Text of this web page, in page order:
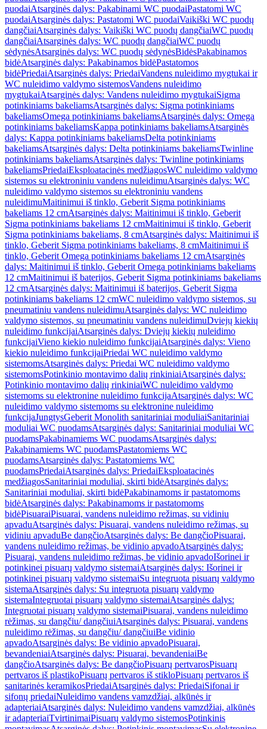
puodaiAtsarginės dalys: Pakabinami WC puodaiPastatomi WC
puodaiAtsarginės dalys: Pastatomi WC puodaiVaikiški WC puodų
dangčiaiAtsarginės dalys: Vaikiški WC puodų dangčiaiWC puodų
dangčiaiAtsarginės dalys: WC puodų dangčiaiWC puodų
sėdynėsAtsarginės dalys: WC puodų sėdynėsBidėsPakabinamos
bidėAtsarginės dalys: Pakabinamos bidėPastatomos
bidėPriedaiAtsarginės dalys: PriedaiVandens nuleidimo mygtukai ir
WC nuleidimo valdymo sistemosVandens nuleidimo
mygtukaiAtsarginės dalys: Vandens nuleidimo mygtukaiSigma
potinkiniams bakeliamsAtsarginės dalys: Sigma potinkiniams
bakeliamsOmega potinkiniams bakeliamsAtsarginės dalys: Omega
potinkiniams bakeliamsKappa potinkiniams bakeliamsAtsarginės
dalys: Kappa potinkiniams bakeliamsDelta potinkiniams
bakeliamsAtsarginės dalys: Delta potinkiniams bakeliamsTwinline
potinkiniams bakeliamsAtsarginės dalys: Twinline potinkiniams
bakeliamsPriedaiEksploatacinės medžiagosWC nuleidimo valdymo
sistemos su elektroniniu vandens nuleidimuAtsarginės dalys: WC
nuleidimo valdymo sistemos su elektroniniu vandens
nuleidimuMaitinimui iš tinklo, Geberit Sigma potinkiniams
bakeliams 12 cmAtsarginės dalys: Maitinimui iš tinklo, Geberit
Sigma potinkiniams bakeliams 12 cmMaitinimui iš tinklo, Geberit
Sigma potinkiniams bakeliams, 8 cmAtsarginės dalys: Maitinimui iš
tinklo, Geberit Sigma potinkiniams bakeliams, 8 cmMaitinimui iš
tinklo, Geberit Omega potinkiniams bakeliams 12 cmAtsarginės
dalys: Maitinimui iš tinklo, Geberit Omega potinkiniams bakeliams
12 cmMaitinimui iš baterijos, Geberit Sigma potinkiniams bakeliams
12 cmAtsarginės dalys: Maitinimui iš baterijos, Geberit Sigma
potinkiniams bakeliams 12 cmWC nuleidimo valdymo sistemos, su
pneumatiniu vandens nuleidimuAtsarginės dalys: WC nuleidimo
valdymo sistemos, su pneumatiniu vandens nuleidimuDviejų kiekių
nuleidimo funkcijaiAtsarginės dalys: Dviejų kiekių nuleidimo
funkcijaiVieno kiekio nuleidimo funkcijaiAtsarginės dalys: Vieno
kiekio nuleidimo funkcijaiPriedai WC nuleidimo valdymo
sistemomsAtsarginės dalys: Priedai WC nuleidimo valdymo
sistemomsPotinkinio montavimo dalių rinkiniaiAtsarginės dalys:
Potinkinio montavimo dalių rinkiniaiWC nuleidimo valdymo
sistemoms su elektronine nuleidimo funkcijaAtsarginės dalys: WC
nuleidimo valdymo sistemoms su elektronine nuleidimo
funkcijaJungtysGeberit Monolith sanitariniai moduliaiSanitariniai
moduliai WC puodamsAtsarginės dalys: Sanitariniai moduliai WC
puodamsPakabinamiems WC puodamsAtsarginės dalys:
Pakabinamiems WC puodamsPastatomiems WC
puodamsAtsarginės dalys: Pastatomiems WC
puodamsPriedaiAtsarginės dalys: PriedaiEksploatacinės
medžiagosSanitariniai moduliai, skirti bidėAtsarginės dalys:
Sanitariniai moduliai, skirti bidėPakabinamoms ir pastatomoms
bidėAtsarginės dalys: Pakabinamoms ir pastatomoms
bidėPisuaraiPisuarai, vandens nuleidimo režimas, su vidiniu
apvaduAtsarginės dalys: Pisuarai, vandens nuleidimo režimas, su
vidiniu apvaduBe dangčioAtsarginės dalys: Be dangčioPisuarai,
vandens nuleidimo režimas, be vidinio apvadoAtsarginės dalys:
Pisuarai, vandens nuleidimo režimas, be vidinio apvadoIšorinei ir
potinkinei pisuarų valdymo sistemaiAtsarginės dalys: Išorinei ir
potinkinei pisuarų valdymo sistemaiSu integruota pisuarų valdymo
sistemaAtsarginės dalys: Su integruota pisuarų valdymo
sistemaIntegruotai pisuarų valdymo sistemaiAtsarginės dalys:
Integruotai pisuarų valdymo sistemaiPisuarai, vandens nuleidimo
rėžimas, su dangčiu/ dangčiuiAtsarginės dalys: Pisuarai, vandens
nuleidimo rėžimas, su dangčiu/ dangčiuiBe vidinio
apvadoAtsarginės dalys: Be vidinio apvadoPisuarai,
bevandeniaiAtsarginės dalys: Pisuarai, bevandeniaiBe
dangčioAtsarginės dalys: Be dangčioPisuarų pertvarosPisuarų
pertvaros iš plastikoPisuarų pertvaros iš stikloPisuarų pertvaros iš
sanitarinės keramikosPriedaiAtsarginės dalys: PriedaiSifonai ir
sifonų priedaiNuleidimo vandens vamzdžiai, alkūnės ir
adapteriaiAtsarginės dalys: Nuleidimo vandens vamzdžiai, alkūnės
ir adapteriaiTvirtinimaiPisuarų valdymo sistemosPotinkinis